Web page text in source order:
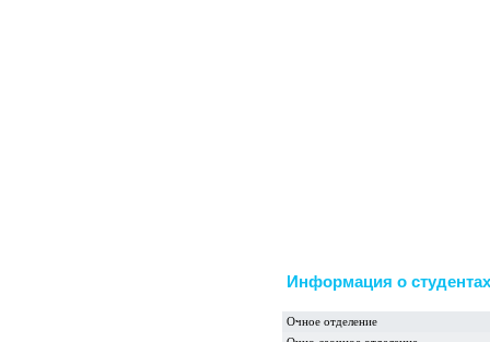
Информация о студентах
Очное отделение